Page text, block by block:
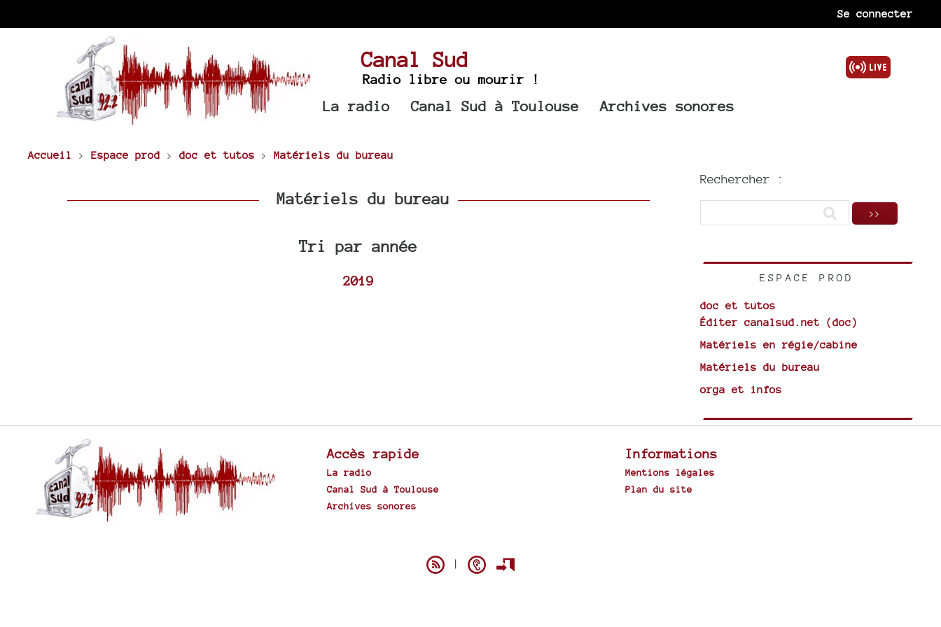
Se connecter
Canal Sud
Radio libre ou mourir !
La radio Canal Sud à Toulouse Archives sonores
Accueil > Espace prod > doc et tutos > Matériels du bureau
Matériels du bureau
Tri par année
2019
Rechercher :
ESPACE PROD
doc et tutos
Éditer canalsud.net (doc)
Matériels en régie/cabine
Matériels du bureau
orga et infos
Accès rapide
La radio
Canal Sud à Toulouse
Archives sonores
Informations
Mentions légales
Plan du site
|